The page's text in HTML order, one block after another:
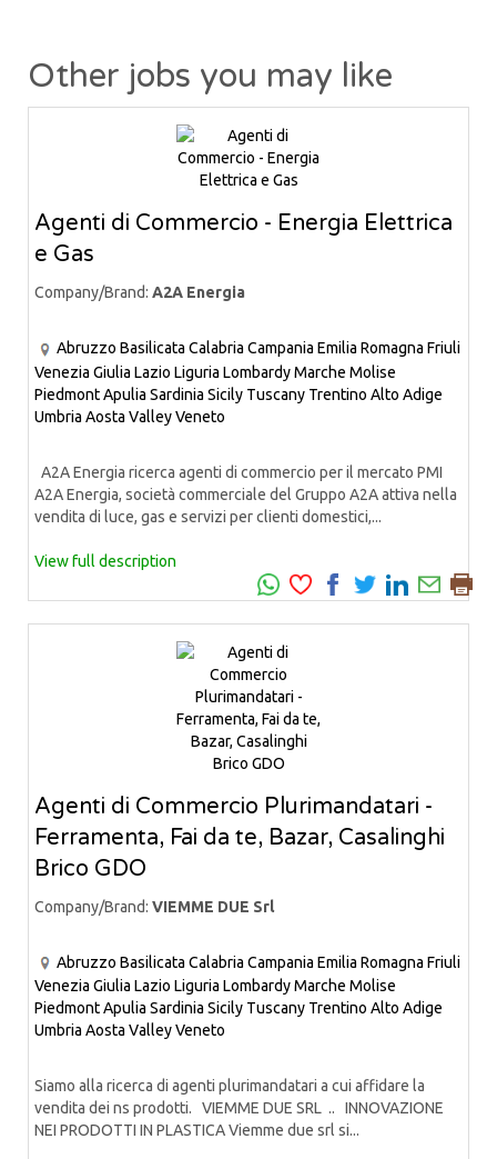
Other jobs you may like
Agenti di Commercio - Energia Elettrica
e Gas
Company/Brand: A2A Energia
Abruzzo Basilicata Calabria Campania Emilia Romagna Friuli
Venezia Giulia Lazio Liguria LombardyMarche Molise
PiedmontApulia Sardinia Sicily Tuscany Trentino Alto Adige
Umbria Aosta ValleyVeneto
A2A Energia ricerca agenti di commercio per il mercato PMI
A2A Energia, società commerciale del Gruppo A2A attiva nella
vendita di luce, gas e servizi per clienti domestici,...
View full description
Agenti di Commercio Plurimandatari -
Ferramenta, Fai da te, Bazar, Casalinghi
Brico GDO
Company/Brand: VIEMME DUE Srl
Abruzzo Basilicata Calabria Campania Emilia Romagna Friuli
Venezia Giulia Lazio Liguria LombardyMarche Molise
PiedmontApulia Sardinia Sicily Tuscany Trentino Alto Adige
Umbria Aosta ValleyVeneto
Siamo alla ricerca di agenti plurimandatari a cui affidare la
vendita dei ns prodotti. VIEMME DUE SRL .. INNOVAZIONE
NEI PRODOTTI IN PLASTICA Viemme due srl si...